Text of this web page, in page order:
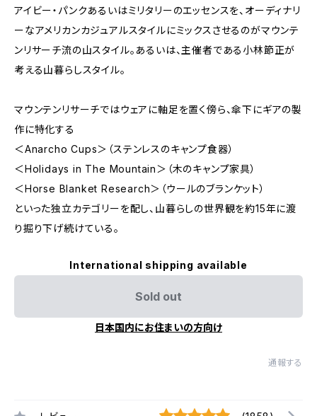
アイビー・パンクあるいはミリタリーのエッセンスを、オーディナリ
ーなアメリカンカジュアルスタイルにミックスさせるのがマウンテ
ンリサーチ流の山スタイル。あるいは、主催者である小林節正が
考える山暮らしスタイル。
マウンテンリサーチではウェアに軸足を置く傍ら、傘下にギアの製
作に特化する
＜Anarcho Cups＞（ステンレスのキャンプ食器）
＜Holidays in The Mountain＞（木のキャンプ家具）
＜Horse Blanket Research＞（ウールのブランケット）
といった独立カテゴリーを配し、山暮らしの世界観を約15年に渡
り掘り下げ続けている。
International shipping available
Sold out
日本国内にお住まいの方向け
通報する